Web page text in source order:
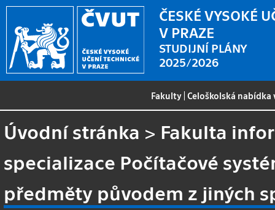
ČESKÉ VYSOKÉ
V PRAZE
STUDIJNÍ PLÁNY
2025/2026
Fakulty |Celoškolská
Úvodní stránka > Fakulta
specializace Počítačové
předměty původem z jiných